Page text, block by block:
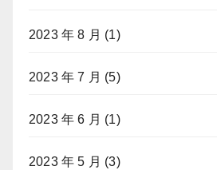
2023 年 8 月 (1)
2023 年 7 月 (5)
2023 年 6 月 (1)
2023 年 5 月 (3)